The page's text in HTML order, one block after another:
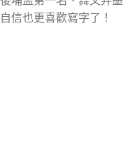
信也更喜歡寫字了！